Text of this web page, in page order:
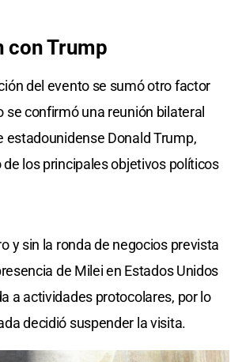
con Trump
del evento se sumó otro factor
se confirmó una reunión bilateral
estadounidense Donald Trump,
los principales objetivos políticos
y sin la ronda de negocios prevista
de Milei en Estados Unidos
a actividades protocolares, por lo
decidió suspender la visita.